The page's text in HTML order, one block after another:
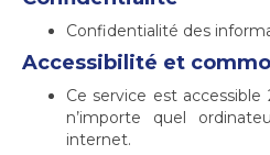
Confidentialité des
Accessibilité et
Ce service est
n’importe quel
internet.